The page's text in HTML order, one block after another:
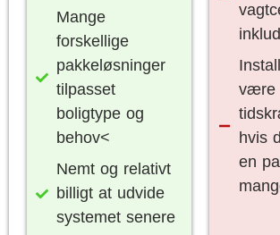
Mange
forskellige
pakkeløsninger
tilpasset
boligtype og
behov<
Nemt og relativt
billigt at udvide
systemet senere
være
hvis
en